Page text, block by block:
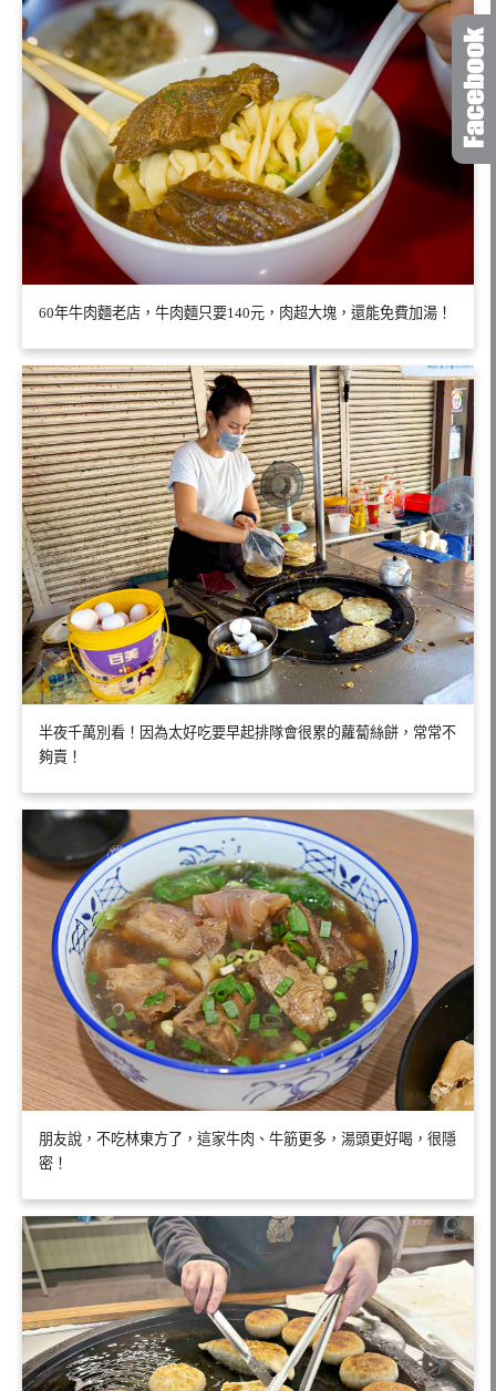
60年牛肉麵老店，牛肉麵只要140元，肉超大塊，還能免費加湯！
半夜千萬別看！因為太好吃要早起排隊會很累的蘿蔔絲餅，常常不
夠賣！
朋友說，不吃林東方了，這家牛肉、牛筋更多，湯頭更好喝，很隱
密！